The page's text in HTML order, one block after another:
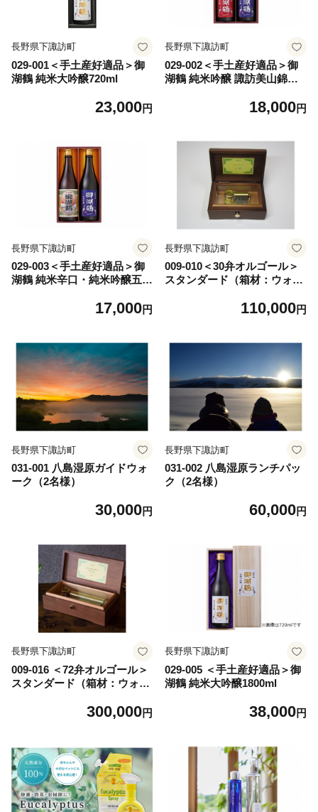
長野県下諏訪町
029-001＜手土産好適品＞御
湖鶴 純米大吟醸720ml
23,000円
長野県下諏訪町
029-002＜手土産好適品＞御
湖鶴 純米吟醸 諏訪美山錦・
18,000円
長野県下諏訪町
029-003＜手土産好適品＞御
湖鶴 純米辛口・純米吟醸五百
17,000円
長野県下諏訪町
009-010＜30弁オルゴール＞
スタンダード（箱材：ウォー
110,000円
長野県下諏訪町
031-001 八島湿原ガイドウォ
ーク（2名様）
30,000円
長野県下諏訪町
031-002 八島湿原ランチパッ
ク（2名様）
60,000円
長野県下諏訪町
009-016 ＜72弁オルゴール＞
スタンダード（箱材：ウォー
300,000円
長野県下諏訪町
029-005 ＜手土産好適品＞御
湖鶴 純米大吟醸1800ml
38,000円